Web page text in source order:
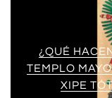
¿QUÉ
TEMPLO
XIPE